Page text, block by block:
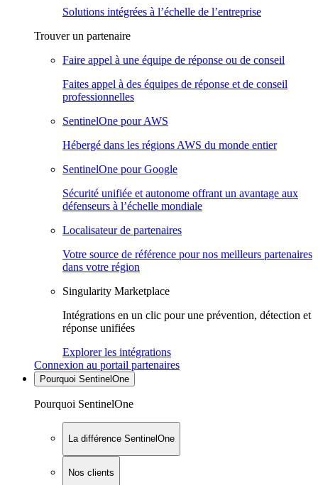
Solutions intégrées à l’échelle de l’entreprise
Trouver un partenaire
Faire appel à une équipe de réponse ou de conseil
Faites appel à des équipes de réponse et de conseil
professionnelles
SentinelOne pour AWS
Hébergé dans les régions AWS du monde entier
SentinelOne pour Google
Sécurité unifiée et autonome offrant un avantage aux
défenseurs à l’échelle mondiale
Localisateur de partenaires
Votre source de référence pour nos meilleurs partenaires
dans votre région
Singularity Marketplace
Intégrations en un clic pour une prévention, détection et
réponse unifiées
Explorer les intégrations
Connexion au portail partenaires
Pourquoi SentinelOne
Pourquoi SentinelOne
La différence SentinelOne
Nos clients